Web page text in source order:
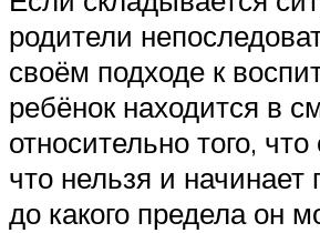
родители
своём подходе к
ребёнок находится в
относительно того,
что нельзя и начинает
до какого предела он